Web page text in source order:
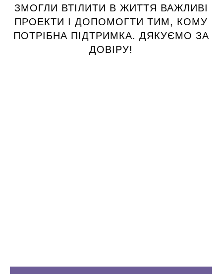
ЗМОГЛИ ВТІЛИТИ В ЖИТТЯ ВАЖЛИВІ
ПРОЕКТИ І ДОПОМОГТИ ТИМ, КОМУ
ПОТРІБНА ПІДТРИМКА. ДЯКУЄМО ЗА
ДОВІРУ!